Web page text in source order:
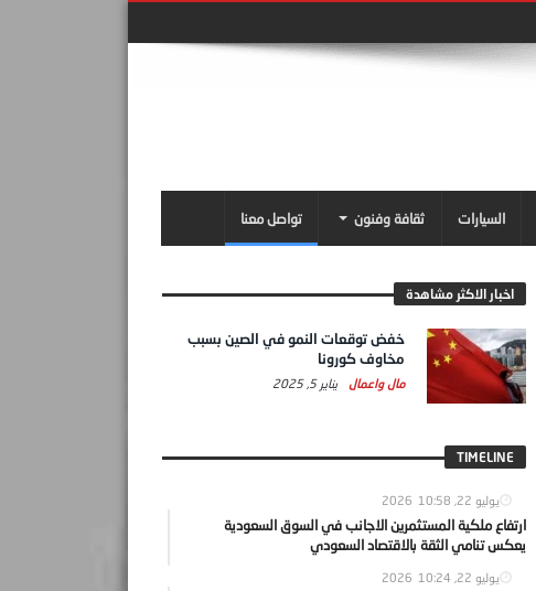
السيارات ثقافة وفنون تواصل معنا
اخبار الاكثر مشاهدة
خفض توقعات النمو في الصين بسبب
مخاوف كورونا
مال واعمال يناير 5, 2025
TIMELINE
يوليو 22, 2026 10:58
ارتفاع ملكية المستثمرين الاجانب في السوق السعودية
يعكس تنامي الثقة بالاقتصاد السعودي
يوليو 22, 2026 10:24